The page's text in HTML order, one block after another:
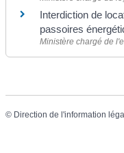
Interdiction de
passoires
Ministère chargé de
© Direction de l'information